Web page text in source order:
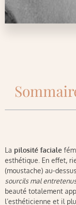
La pilosité faciale
esthétique. En effet,
(moustache) au-
sourcils mal
beauté totalement
l’esthéticienne et il